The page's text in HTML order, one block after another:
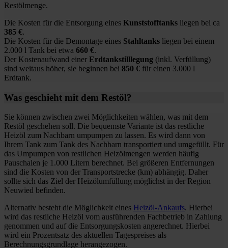
Restölmenge.
Die Kosten für die Entsorgung eines Kunststofftanks liegen bei ca
385 €.
Die Kosten für die Demontage eines Stahltanks liegen bei einem
2.000 l Tank bei etwa 660 €.
Der Kostenaufwand einer Erdtankstilllegung (inkl. Verfüllung)
sind weitaus höher, sie beginnen bei 850 € für einen 3.000 l
Erdtank.
Was geschieht mit dem Restöl?
Sie können zwischen zwei Möglichkeiten wählen, was mit dem
Restöl geschehen soll. Die bequemste Variante ist das restliche
Heizöl zum Nachbarn umpumpen zu lassen. Es wird dann von
Ihrem Tank zum Tank des Nachbarn transportiert und umgefüllt. Für
das Umpumpen von restlichen Heizölmengen werden häufig
Pauschalen je 1.000 Litern berechnet. Bei größeren Entfernungen
sind die Kosten von der Transportstrecke (km) abhängig. Daher
sollte sich das Ziel der Heizölumfüllung möglichst in der Region
Neuwied befinden.
Alternativ besteht die Möglichkeit eines Heizöl-Ankaufs. Hierbei
wird das restliche Heizöl vom ausführenden Fachbetrieb in Zahlung
genommen und auf die Entsorgungskosten angerechnet. Hierbei
wird ein Prozentsatz des aktuellen Tagespreises als
Berechnungsgrundlage herangezogen.